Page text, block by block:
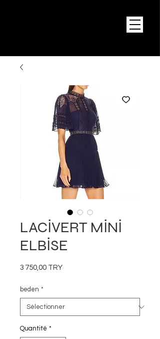
LACİVERT MİNİ
ELBİSE
3 750,00 TRYPrix
beden *
Quantité *